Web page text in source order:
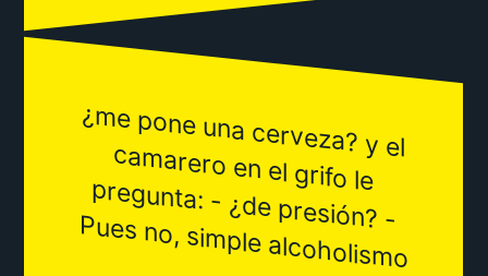
¿m
e pone una cerveza? y el
cam
arero en el grifo le
pregunta: - ¿de presión? -
Pues no, sim
ple alcoholism
o